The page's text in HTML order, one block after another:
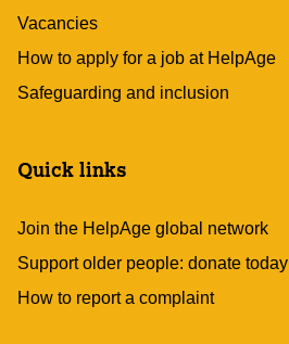
Vacancies
How to apply for a job at HelpAge
Safeguarding and inclusion
Quick links
Join the HelpAge global network
Support older people: donate today
How to report a complaint